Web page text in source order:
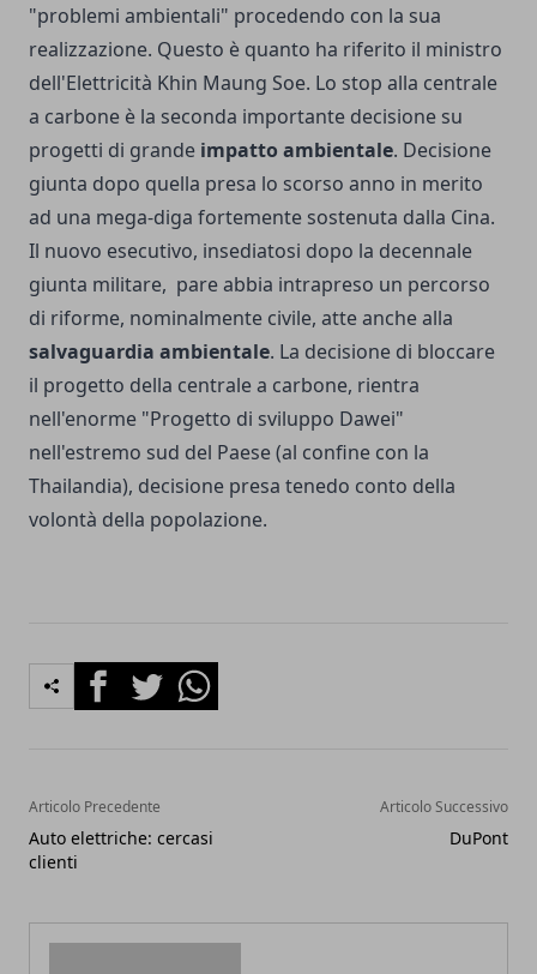
"problemi ambientali" procedendo con la sua
realizzazione. Questo è quanto ha riferito il ministro
dell'Elettricità Khin Maung Soe. Lo stop alla centrale
a carbone è la seconda importante decisione su
progetti di grande impatto ambientale. Decisione
giunta dopo quella presa lo scorso anno in merito
ad una mega-diga fortemente sostenuta dalla Cina.
Il nuovo esecutivo, insediatosi dopo la decennale
giunta militare, pare abbia intrapreso un percorso
di riforme, nominalmente civile, atte anche alla
salvaguardia ambientale. La decisione di bloccare
il progetto della centrale a carbone, rientra
nell'enorme "Progetto di sviluppo Dawei"
nell'estremo sud del Paese (al confine con la
Thailandia), decisione presa tenedo conto della
volontà della popolazione.
FacebookTwitterWhatsapp
Articolo Precedente
Auto elettriche: cercasi
clienti
Articolo Successivo
DuPont